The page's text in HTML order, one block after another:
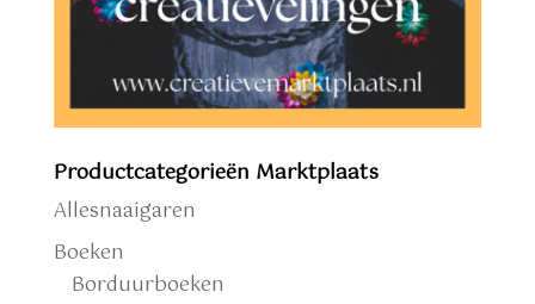
Productcategorieën Marktplaats
Allesnaaigaren
Boeken
Borduurboeken